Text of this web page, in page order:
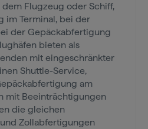
Flugzeug oder Schiff,
im Terminal, bei der
der Gepäckabfertigung
bieten als
mit eingeschränkter
Shuttle-Service,
am
mit Beeinträchtigungen
die gleichen
Zollabfertigungen